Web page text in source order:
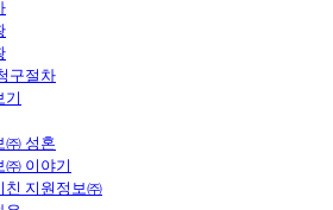
구절차
기
㈜ 성혼
㈜ 이야기
친 지원정보㈜